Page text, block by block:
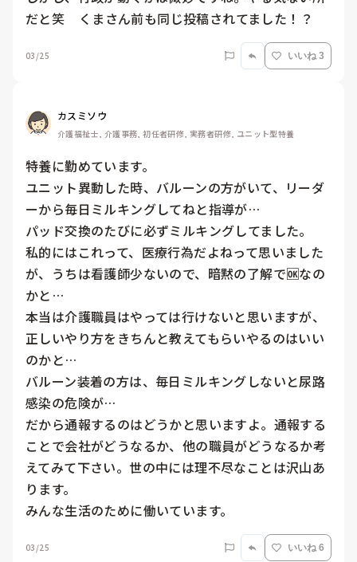
だと笑    くまさん前も同じ投稿されてました！？
03/25 いいね 3
カスミソウ
介護福祉士, 介護事務, 初任者研修, 実務者研修, ユニット型特養
特養に勤めています。
ユニット異動した時、バルーンの方がいて、リーダ
ーから毎日ミルキングしてねと指導が…
パッド交換のたびに必ずミルキングしてました。
私的にはこれって、医療行為だよねって思いました
が、うちは看護師少ないので、暗黙の了解で🆗なの
かと…
本当は介護職員はやっては行けないと思いますが、
正しいやり方をきちんと教えてもらいやるのはいい
のかと…
バルーン装着の方は、毎日ミルキングしないと尿路
感染の危険が…
だから通報するのはどうかと思いますよ。通報する
ことで会社がどうなるか、他の職員がどうなるか考
えてみて下さい。世の中には理不尽なことは沢山あ
ります。
みんな生活のために働いています。
03/25 いいね 6